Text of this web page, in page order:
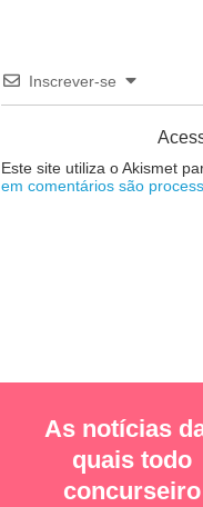
Inscrever-se
Este site utiliza o Akismet
em comentários são
As notícias
quais todo
concurseiro